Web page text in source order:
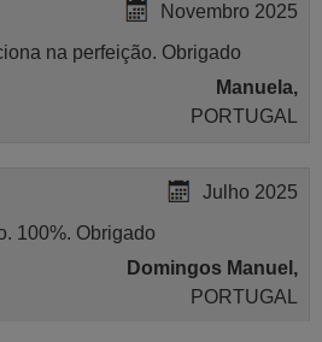
Novembro 2025
na perfeição. Obrigado
Manuela,
PORTUGAL
Julho 2025
100%. Obrigado
Domingos Manuel,
PORTUGAL